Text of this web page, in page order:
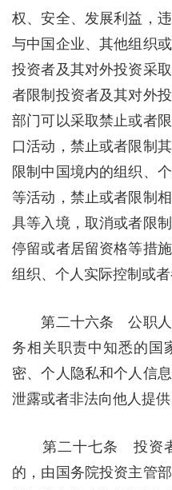
权、安全、发展利益，
与中国企业、其他组织
投资者及其对外投资采
者限制投资者及其对外
部门可以采取禁止或者
口活动，禁止或者限制
限制中国境内的组织、
等活动，禁止或者限制
具等入境，取消或者限
停留或者居留资格等措
组织、个人实际控制或
第二十六条 公职人
务相关职责中知悉的国
密、个人隐私和个人信
泄露或者非法向他人提供
第二十七条 投资者
的，由国务院投资主管